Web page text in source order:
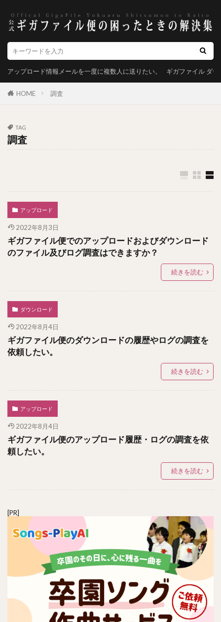
アップロード情報メールを一度に複数人に送りたい。 ギガファイル ダ
HOME 調査
TAG
調査
アップロード
2022年8月3日
ギガファイル便でのアップロードおよびダウンロード
のファイル及びログ調査はできますか？
続きを読む
ダウンロード
2022年8月4日
ギガファイル便のダウンロードの履歴やログの調査を
依頼したい。
続きを読む
アップロード
2022年8月4日
ギガファイル便のアップロード履歴・ログの調査を依
頼したい。
続きを読む
[PR]